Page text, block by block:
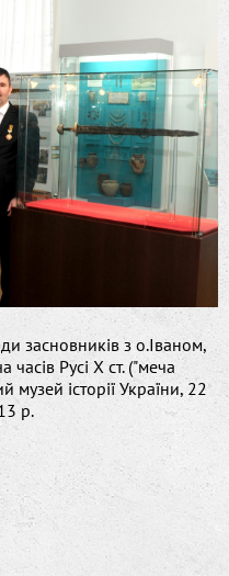
засновників з о.Іваном,
часів Русі Х ст. ("меча
музей історії України, 22
р.